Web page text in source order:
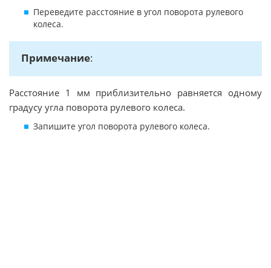
Переведите расстояние в угол поворота рулевого
колеса.
Примечание:
Расстояние 1 мм приблизительно равняется одному
градусу угла поворота рулевого колеса.
Запишите угол поворота рулевого колеса.